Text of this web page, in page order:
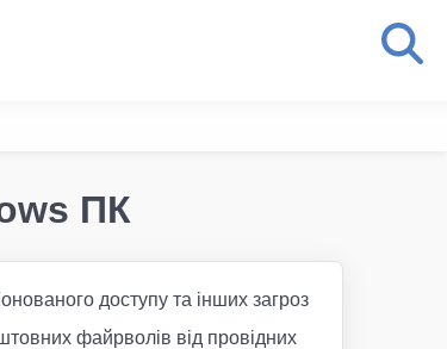
ПК
доступу та інших загроз
файрволів від провідних